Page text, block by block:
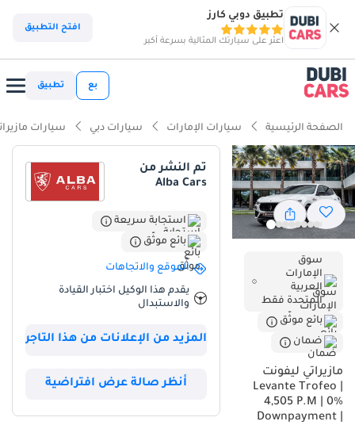
تطبيق دوبي كارز
اعثر على سيارتك المثالية بسرعة أكبر
افتح التطبيق
بع تطبيق
الصفحة الرئيسية سيارات الإمارات سيارات دبي سيارات
سوق
الإمارات
العربية
المتحدة فقط
بائع موثّق
ضمان
مازيراتي ليفونت
Levante Trofeo |
4,505 P.M | 0%
Downpayment |
تم النشر من
Alba Cars
استجابة سريعة
بائع موثّق
الموقع والاتجاهات
يقدم هذا الوكيل اختبار القيادة
والاستبدال
المزيد من الإعلانات من هذا التاجر
أنظر صالة عرض افتراضية